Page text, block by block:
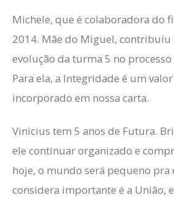
Michele, que é colaboradora do
2014. Mãe do Miguel,
evolução da turma 5 no
Para ela, a Integridade é um
incorporado em nossa carta.
Vinicius tem 5 anos de Futura.
ele continuar organizado e
hoje, o mundo será pequeno pra
considera importante é a União,